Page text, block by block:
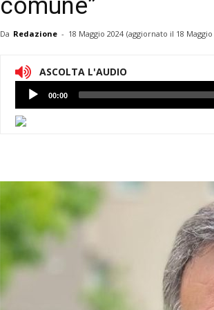
comune”
Da Redazione - 18 Maggio 2024 (aggiornato il 18 Maggio
ASCOLTA L'AUDIO
Lettore
Audio
00:00